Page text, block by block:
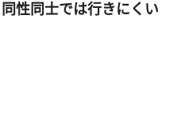
性同士では行きにくい